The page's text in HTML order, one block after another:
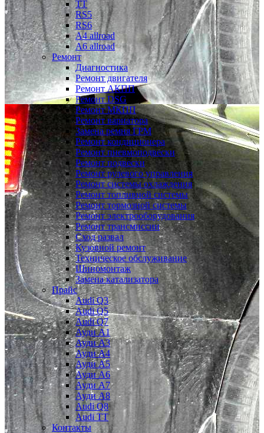
TT
RS5
RS6
A4 allroad
A6 allroad
Ремонт
Диагностика
Ремонт двигателя
Ремонт АКПП
Ремонт DSG
Ремонт МКПП
Ремонт вариатора
Замена ремня ГРМ
Ремонт кондиционера
Ремонт пневмоподвески
Ремонт подвески
Ремонт рулевого управления
Ремонт системы охлаждения
Ремонт топливной системы
Ремонт тормозной системы
Ремонт электрооборудования
Ремонт трансмиссии
Сход развал
Кузовной ремонт
Техническое обслуживание
Шиномонтаж
Замена катализатора
Прайс
Audi Q3
Audi Q5
Audi Q7
Ауди А1
Ауди А3
Ауди А4
Ауди A5
Ауди А6
Ауди А7
Ауди A8
Audi Q8
Audi TT
Контакты